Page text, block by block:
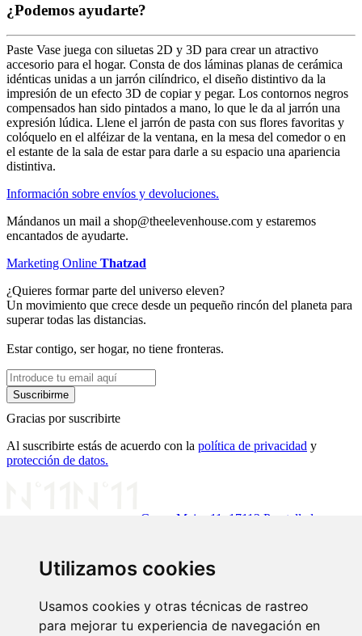
Utilizamos cookies
Usamos cookies y otras técnicas de rastreo
para mejorar tu experiencia de navegación en
¿Podemos ayudarte?
Paste Vase juega con siluetas 2D y 3D para crear un atractivo
accesorio para el hogar. Consta de dos láminas planas de cerámica
idénticas unidas a un jarrón cilíndrico, el diseño distintivo da la
impresión de un efecto 3D de copiar y pegar. Los contornos negros
compensados han sido pintados a mano, lo que le da al jarrón una
expresión lúdica. Llene el jarrón de pasta con sus flores favoritas y
colóquelo en el alféizar de la ventana, en la mesa del comedor o en
el estante de la sala de estar para darle a su espacio una apariencia
distintiva.
Información sobre envíos y devoluciones.
Mándanos un mail a shop@theelevenhouse.com y estaremos
encantados de ayudarte.
Marketing Online Thatzad
¿Quieres formar parte del universo eleven?
Un movimiento que crece desde un pequeño rincón del planeta para
superar todas las distancias.
Estar contigo, ser hogar, no tiene fronteras.
Gracias por suscribirte
Al suscribirte estás de acuerdo con la política de privacidad y
protección de datos.
Carrer Major 11, 17113 Peratallada,
Conoce la casa Nosotros Localizaciones Arte Experiencias